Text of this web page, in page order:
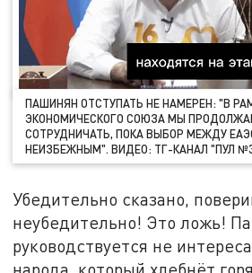
ПАШИНЯН ОТСТУПАТЬ НЕ НАМЕРЕН: "В
ЭКОНОМИЧЕСКОГО СОЮЗА МЫ
СОТРУДНИЧАТЬ, ПОКА ВЫБОР МЕЖДУ
НЕИЗБЕЖНЫМ". ВИДЕО: ТГ-КАНАЛ "ПУЛ
Убедительно сказано,
неубедительно! Это ложь!
руководствуется не
народа, который хлебнёт